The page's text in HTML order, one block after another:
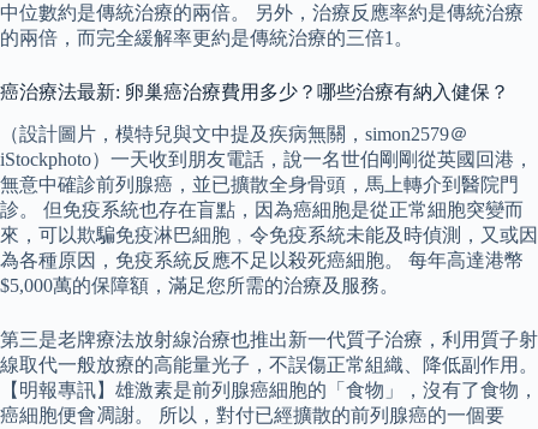
中位數約是傳統治療的兩倍。 另外，治療反應率約是傳統治療
的兩倍，而完全緩解率更約是傳統治療的三倍1。
癌治療法最新: 卵巢癌治療費用多少？哪些治療有納入健保？
（設計圖片，模特兒與文中提及疾病無關，simon2579＠
iStockphoto）一天收到朋友電話，說一名世伯剛剛從英國回港，
無意中確診前列腺癌，並已擴散全身骨頭，馬上轉介到醫院門
診。 但免疫系統也存在盲點，因為癌細胞是從正常細胞突變而
來，可以欺騙免疫淋巴細胞﹐令免疫系統未能及時偵測，又或因
為各種原因，免疫系統反應不足以殺死癌細胞。 每年高達港幣
$5,000萬的保障額，滿足您所需的治療及服務。
第三是老牌療法放射線治療也推出新一代質子治療，利用質子射
線取代一般放療的高能量光子，不誤傷正常組織、降低副作用。
【明報專訊】雄激素是前列腺癌細胞的「食物」，沒有了食物，
癌細胞便會凋謝。 所以，對付已經擴散的前列腺癌的一個要